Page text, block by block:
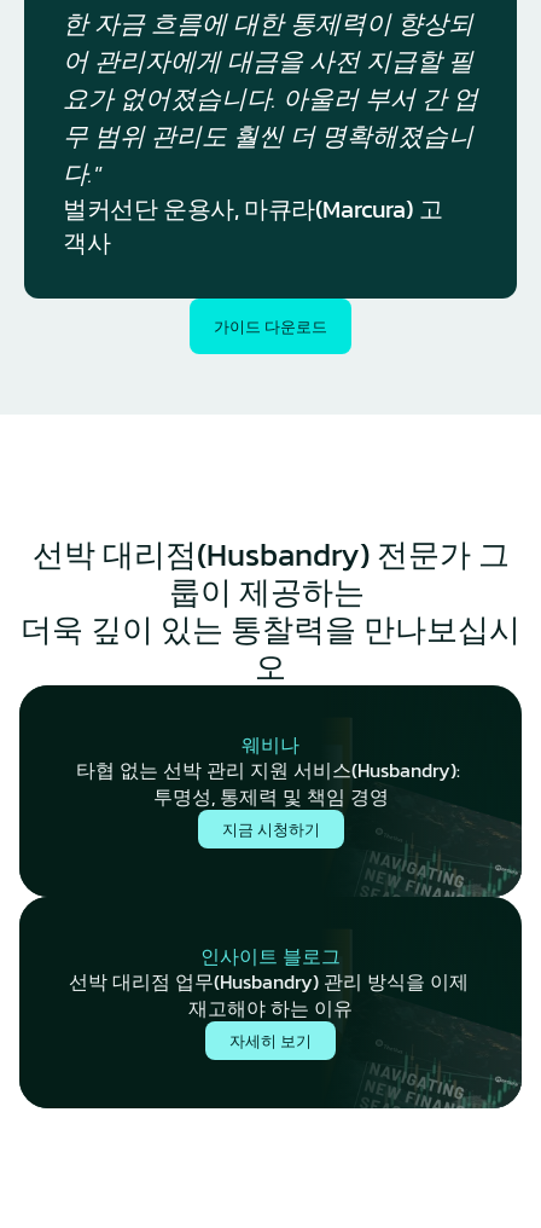
한 자금 흐름에 대한 통제력이 향상되
어 관리자에게 대금을 사전 지급할 필
요가 없어졌습니다. 아울러 부서 간 업
무 범위 관리도 훨씬 더 명확해졌습니
다."
벌커선단 운용사, 마큐라(Marcura) 고
객사
가이드 다운로드
선박 대리점(Husbandry) 전문가 그
룹이 제공하는
더욱 깊이 있는 통찰력을 만나보십시
오
웨비나
타협 없는 선박 관리 지원 서비스(Husbandry):
투명성, 통제력 및 책임 경영
지금 시청하기
인사이트 블로그
선박 대리점 업무(Husbandry) 관리 방식을 이제
재고해야 하는 이유
자세히 보기